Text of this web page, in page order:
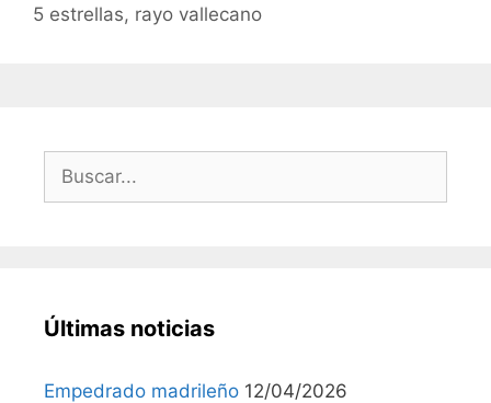
5 estrellas, rayo vallecano
Últimas noticias
Empedrado madrileño 12/04/2026